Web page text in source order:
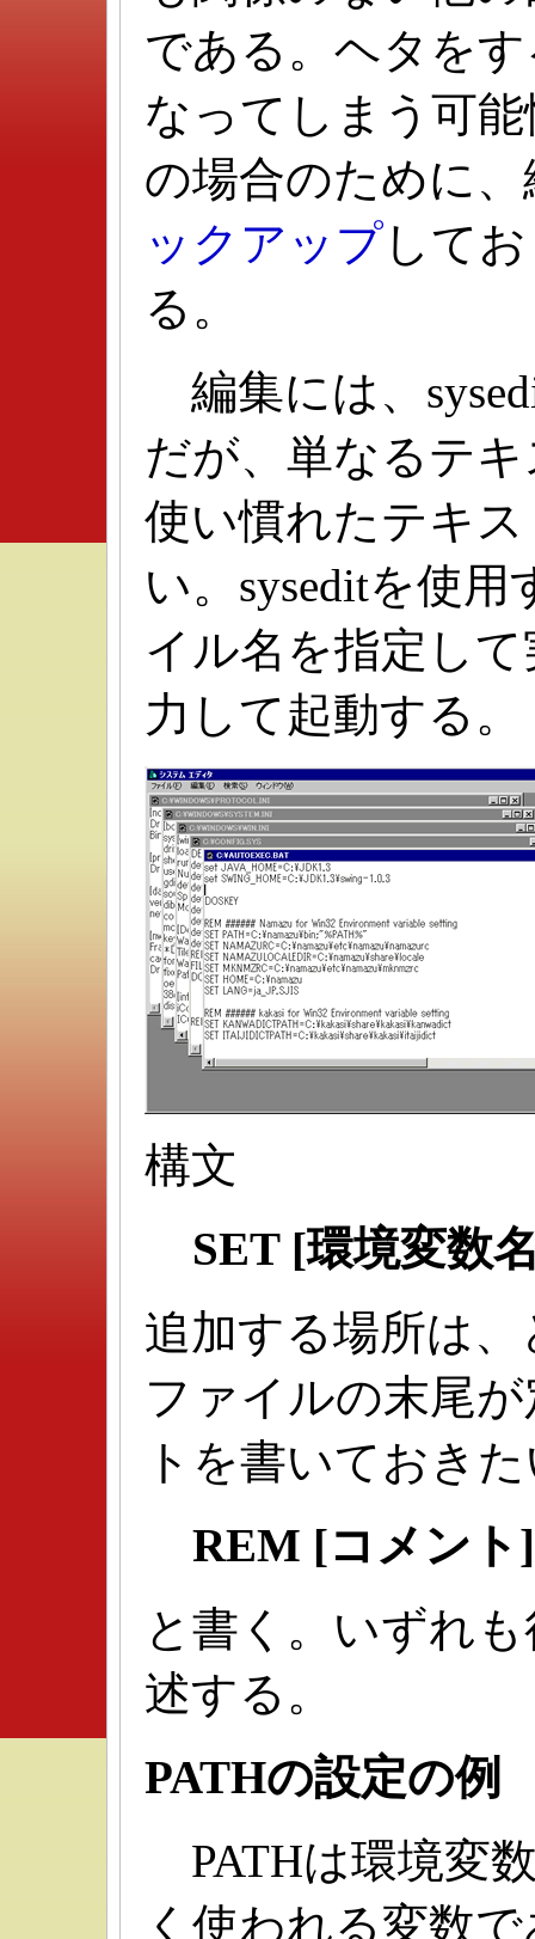
である。ヘタを
なってしまう可
の場合のために
ックアップして
る。
編集には、
だが、単なるテ
使い慣れたテキ
い。syseditを使
イル名を指定し
力して起動する。
構文
SET [環境変数
追加する場所は
ファイルの末尾
トを書いておき
REM [コメント]
と書く。いずれ
述する。
PATHの設定の例
PATHは環境変
く使われる変数